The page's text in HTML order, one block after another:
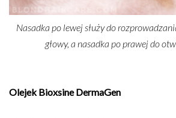
Nasadka po lewej służy do
głowy, a nasadka po prawej do
Olejek Bioxsine DermaGen